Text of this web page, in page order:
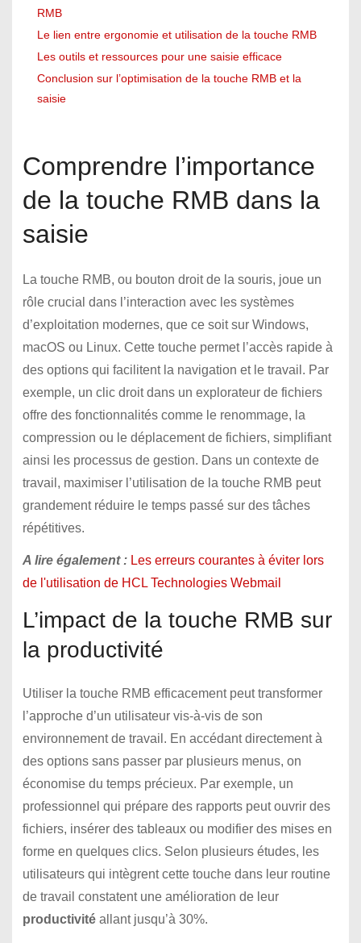
RMB
Le lien entre ergonomie et utilisation de la touche RMB
Les outils et ressources pour une saisie efficace
Conclusion sur l’optimisation de la touche RMB et la
saisie
Comprendre l’importance
de la touche RMB dans la
saisie
La touche RMB, ou bouton droit de la souris, joue un
rôle crucial dans l’interaction avec les systèmes
d’exploitation modernes, que ce soit sur Windows,
macOS ou Linux. Cette touche permet l’accès rapide à
des options qui facilitent la navigation et le travail. Par
exemple, un clic droit dans un explorateur de fichiers
offre des fonctionnalités comme le renommage, la
compression ou le déplacement de fichiers, simplifiant
ainsi les processus de gestion. Dans un contexte de
travail, maximiser l’utilisation de la touche RMB peut
grandement réduire le temps passé sur des tâches
répétitives.
A lire également : Les erreurs courantes à éviter lors
de l'utilisation de HCL Technologies Webmail
L’impact de la touche RMB sur
la productivité
Utiliser la touche RMB efficacement peut transformer
l’approche d’un utilisateur vis-à-vis de son
environnement de travail. En accédant directement à
des options sans passer par plusieurs menus, on
économise du temps précieux. Par exemple, un
professionnel qui prépare des rapports peut ouvrir des
fichiers, insérer des tableaux ou modifier des mises en
forme en quelques clics. Selon plusieurs études, les
utilisateurs qui intègrent cette touche dans leur routine
de travail constatent une amélioration de leur
productivitéallant jusqu’à 30%.